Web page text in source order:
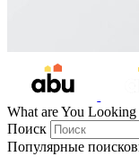
What are You Looking
Поиск
Популярные